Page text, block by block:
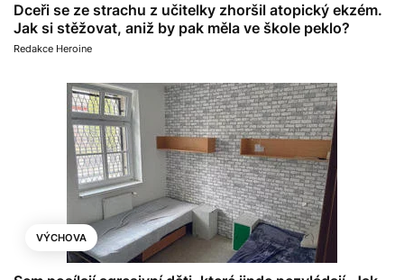
Dceři se ze strachu z učitelky zhoršil atopický ekzém.
Jak si stěžovat, aniž by pak měla ve škole peklo?
Redakce Heroine
VÝCHOVA